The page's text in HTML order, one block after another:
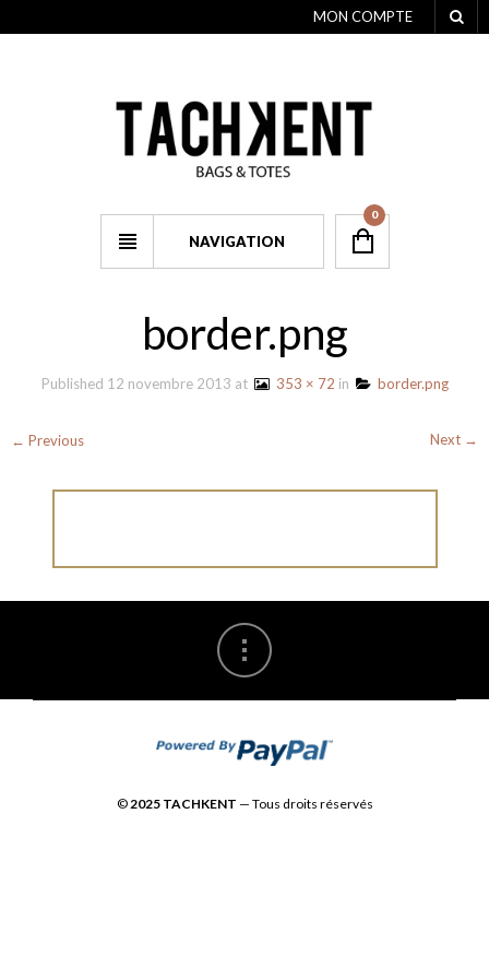
MON COMPTE
NAVIGATION
0
border.png
Published 12 novembre 2013 at 353 × 72 in border.png
← Previous Next →
©2025 TACHKENT — Tous droits réservés